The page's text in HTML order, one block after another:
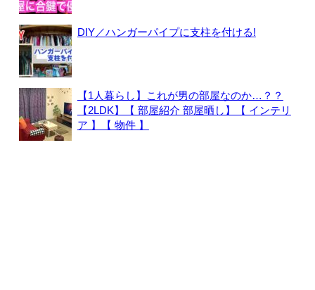
DIY／ハンガーパイプに支柱を付ける!
【1人暮らし】これが男の部屋なのか…？？
【2LDK】【 部屋紹介 部屋晒し】【 インテリ
ア 】【 物件 】